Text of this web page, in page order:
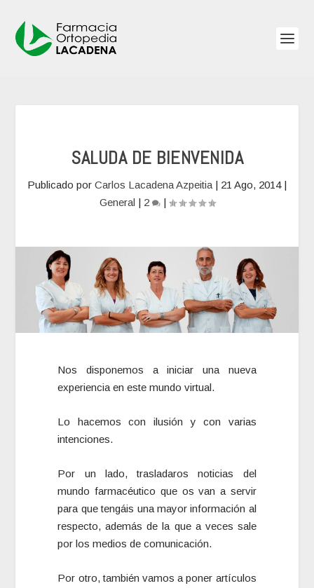
SALUDA DE BIENVENIDA
Publicado por Carlos Lacadena Azpeitia | 21 Ago, 2014|
General | 2 |
Nos disponemos a iniciar una nueva
experiencia en este mundo virtual.
Lo hacemos con ilusión y con varias
intenciones.
Por un lado, trasladaros noticias del
mundo farmacéutico que os van a servir
para que tengáis una mayor información al
respecto, además de la que a veces sale
por los medios de comunicación.
Por otro, también vamos a poner artículos